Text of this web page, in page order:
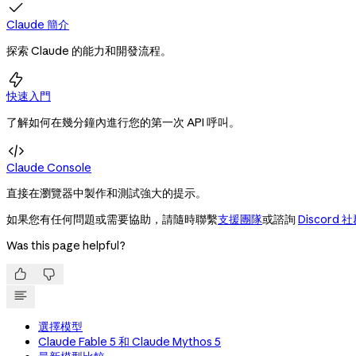

Claude 簡介
探索 Claude 的能力和開發流程。

快速入門
了解如何在幾分鐘內進行您的第一次 API 呼叫。

Claude Console
直接在瀏覽器中製作和測試強大的提示。
如果您有任何問題或需要協助，請隨時聯繫支援團隊或諮詢Discord 社
Was this page helpful?
 
選擇模型
Claude Fable 5 和 Claude Mythos 5